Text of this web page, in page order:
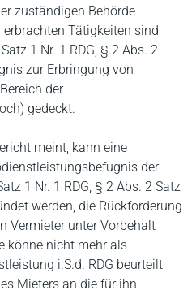
zuständigen Behörde
Tätigkeiten sind
1 Nr. 1 RDG, § 2 Abs. 2
zur Erbringung von
der
gedeckt.
meint, kann eine
der
1 Nr. 1 RDG, § 2 Abs. 2 Satz
werden, die Rückforderung
Vermieter unter Vorbehalt
könne nicht mehr als
i.S.d. RDG beurteilt
Mieters an die für ihn